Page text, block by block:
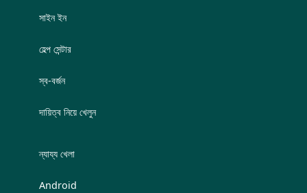
সাইন ইন
হেল্প সেন্টার
স্ব-বর্জন
দায়িত্ব নিয়ে খেলুন
ন্যায্য খেলা
Android